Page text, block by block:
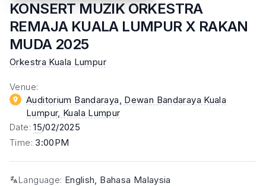
KONSERT MUZIK ORKESTRA
REMAJA KUALA LUMPUR X RAKAN
MUDA 2025
Orkestra Kuala Lumpur
Venue:
Auditorium Bandaraya, Dewan Bandaraya Kuala
Lumpur, Kuala Lumpur
Date:15/02/2025
Time: 3:00PM
Language: English, Bahasa Malaysia